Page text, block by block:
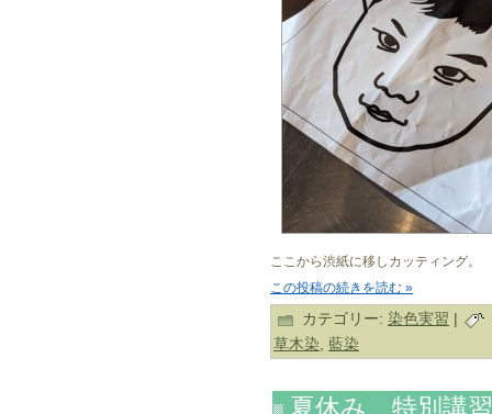
ここから渋紙に移しカッティング。
この投稿の続きを読む »
カテゴリー: 染色実習 |
草木染 藍染
夏休み 特別講